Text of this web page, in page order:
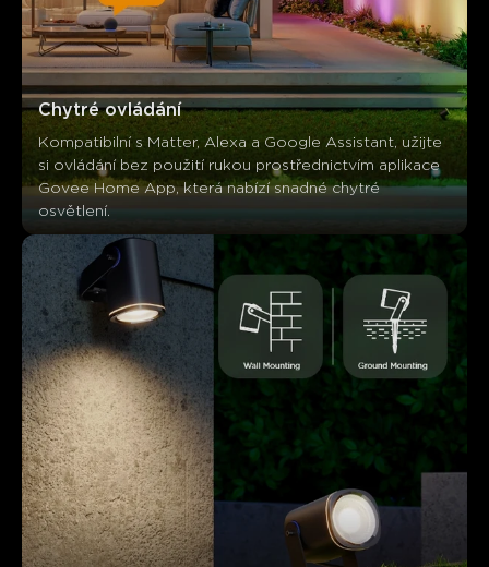
Chytré ovládání
Kompatibilní s Matter, Alexa a Google Assistant, užijte
si ovládání bez použití rukou prostřednictvím aplikace
Govee Home App, která nabízí snadné chytré
osvětlení.